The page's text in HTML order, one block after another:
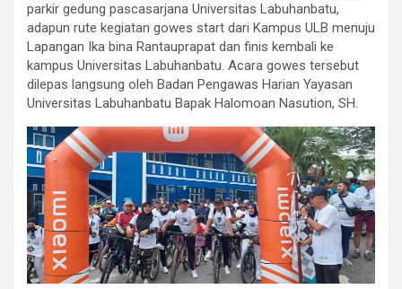
parkir gedung pascasarjana Universitas Labuhanbatu,
adapun rute kegiatan gowes start dari Kampus ULB menuju
Lapangan Ika bina Rantauprapat dan finis kembali ke
kampus Universitas Labuhanbatu. Acara gowes tersebut
dilepas langsung oleh Badan Pengawas Harian Yayasan
Universitas Labuhanbatu Bapak Halomoan Nasution, SH.